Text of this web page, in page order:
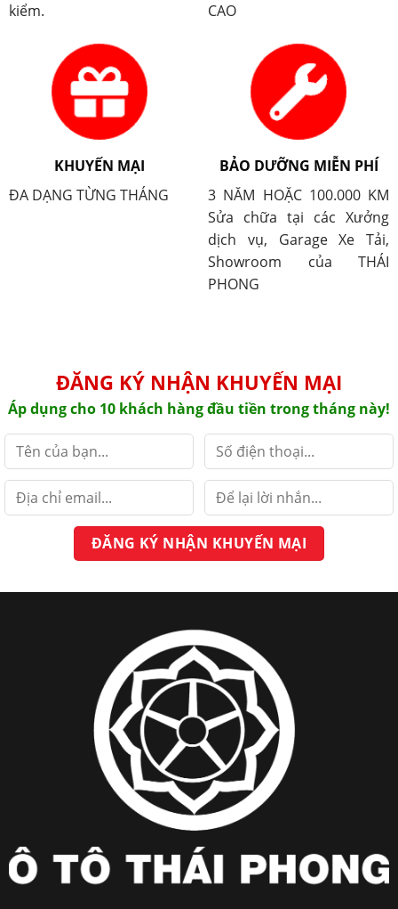
kiểm.
CAO
KHUYẾN MẠI
ĐA DẠNG TỪNG THÁNG
BẢO DƯỠNG MIỄN PHÍ
3 NĂM HOẶC 100.000 KM
Sửa chữa tại các Xưởng
dịch vụ, Garage Xe Tải,
Showroom của THÁI
PHONG
ĐĂNG KÝ NHẬN KHUYẾN MẠI
Áp dụng cho 10 khách hàng đầu tiền trong tháng này!